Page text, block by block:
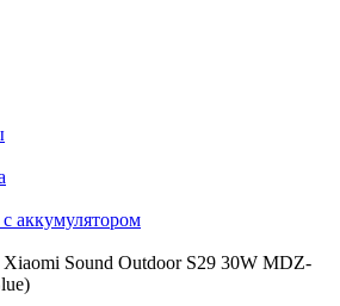
аккумулятором
Xiaomi Sound Outdoor S29 30W MDZ-